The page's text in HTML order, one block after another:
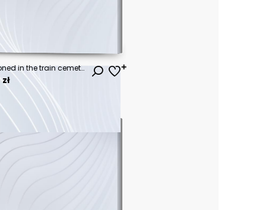
Old rusty locomotive abandoned in the train cemetery of Uyuni, Bolivia